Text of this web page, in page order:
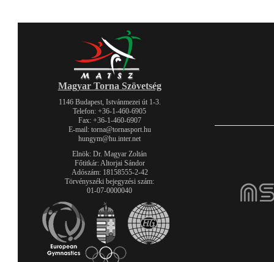
Magyar Torna Szövetség
1146 Budapest, Istvánmezei út 1-3.
Telefon: +36-1-460-6905
Fax: +36-1-460-6907
E-mail: torna@tornasport.hu
hungym@hu.inter.net
Elnök: Dr. Magyar Zoltán
Főtitkár: Altorjai Sándor
Adószám: 18158555-2-42
Törvényszéki bejegyzési szám:
01-07-0000040